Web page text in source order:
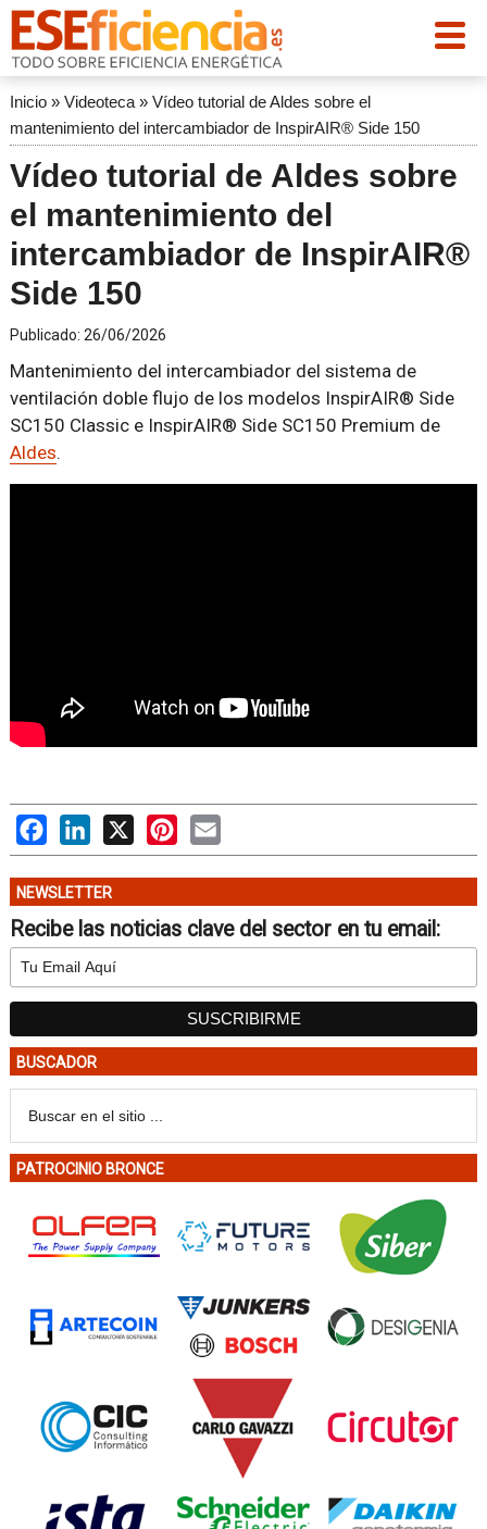
Inicio» Videoteca» Vídeo tutorial de Aldes sobre el
mantenimiento del intercambiador de InspirAIR® Side 150
Vídeo tutorial de Aldes sobre
el mantenimiento del
intercambiador de InspirAIR®
Side 150
Publicado: 26/06/2026
Mantenimiento del intercambiador del sistema de
ventilación doble flujo de los modelos InspirAIR® Side
SC150 Classic e InspirAIR® Side SC150 Premium de
Aldes.
FacebookLinkedIn
X PinterestEmail
NEWSLETTER
Recibe las noticias clave del sector en tu email:
BUSCADOR
PATROCINIO BRONCE